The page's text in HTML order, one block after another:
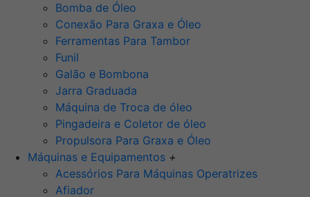
Bomba de Óleo
Conexão Para Graxa e Óleo
Ferramentas Para Tambor
Funil
Galão e Bombona
Jarra Graduada
Máquina de Troca de óleo
Pingadeira e Coletor de óleo
Propulsora Para Graxa e Óleo
Máquinas e Equipamentos +
Acessórios Para Máquinas Operatrizes
Afiador